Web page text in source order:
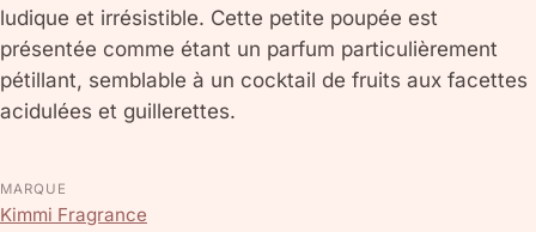
ludique et irrésistible. Cette petite poupée est
présentée comme étant un parfum particulièrement
pétillant, semblable à un cocktail de fruits aux facettes
acidulées et guillerettes.
MARQUE
Kimmi Fragrance